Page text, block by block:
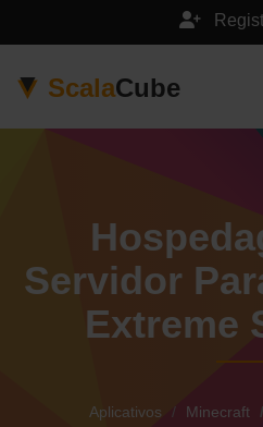
ScalaCube
Servidor
Extreme
Aplicativos Minecraft